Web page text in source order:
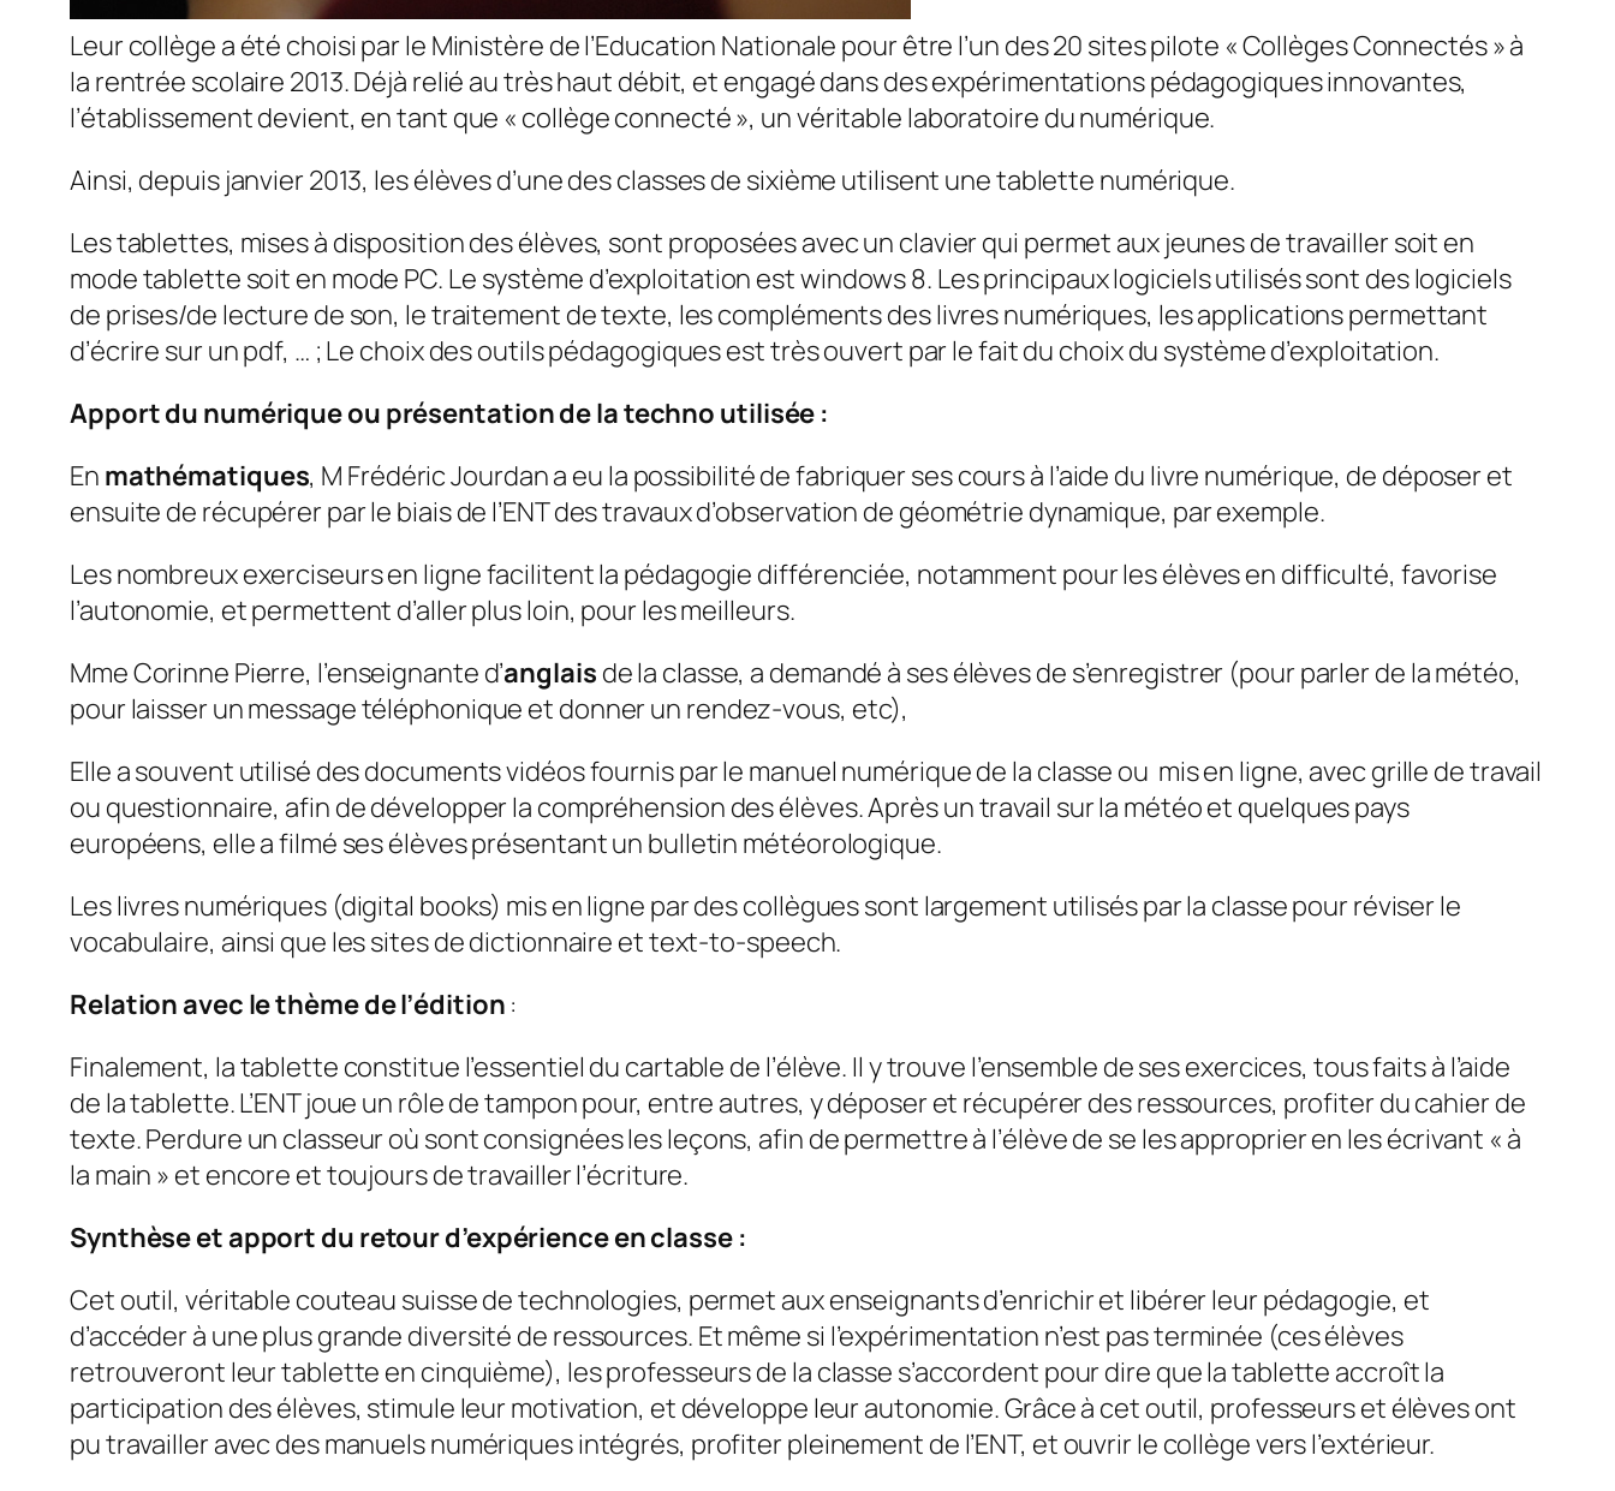
Leur collège a été choisi par le Ministère de l’Education Nationale pour être l’un des 20 sites pilote « Collèges Connectés» à
la rentrée scolaire 2013. Déjà relié au très haut débit, et engagé dans des expérimentations pédagogiques innovantes,
l’établissement devient, en tant que « collège connecté», un véritable laboratoire du numérique.
Ainsi, depuis janvier 2013, les élèves d’une des classes de sixième utilisent une tablette numérique.
Les tablettes, mises à disposition des élèves, sont proposées avec un clavier qui permet aux jeunes de travailler soit en
mode tablette soit en mode PC. Le système d’exploitation est windows 8. Les principaux logiciels utilisés sont des logiciels
de prises/de lecture de son, le traitement de texte, les compléments des livres numériques, les applications permettant
d’écrire sur un pdf, … ; Le choix des outils pédagogiques est très ouvert par le fait du choix du système d’exploitation.
Apport du numérique ou présentation de la techno utilisée :
En mathématiques, M Frédéric Jourdan a eu la possibilité de fabriquer ses cours à l’aide du livre numérique, de déposer et
ensuite de récupérer par le biais de l’ENT des travaux d’observation de géométrie dynamique, par exemple.
Les nombreux exerciseurs en ligne facilitent la pédagogie différenciée, notamment pour les élèves en difficulté, favorise
l’autonomie, et permettent d’aller plus loin, pour les meilleurs.
Mme Corinne Pierre, l’enseignante d’anglais de la classe, a demandé à ses élèves de s’enregistrer (pour parler de la météo,
pour laisser un message téléphonique et donner un rendez-vous, etc),
Elle a souvent utilisé des documents vidéos fournis par le manuel numérique de la classe ou mis en ligne, avec grille de travail
ou questionnaire, afin de développer la compréhension des élèves. Après un travail sur la météo et quelques pays
européens, elle a filmé ses élèves présentant un bulletin météorologique.
Les livres numériques (digital books) mis en ligne par des collègues sont largement utilisés par la classe pour réviser le
vocabulaire, ainsi que les sites de dictionnaire et text-to-speech.
Relation avec le thème de l’édition :
Finalement, la tablette constitue l’essentiel du cartable de l’élève. Il y trouve l’ensemble de ses exercices, tous faits à l’aide
de la tablette. L’ENT joue un rôle de tampon pour, entre autres, y déposer et récupérer des ressources, profiter du cahier de
texte. Perdure un classeur où sont consignées les leçons, afin de permettre à l’élève de se les approprier en les écrivant « à
la main » et encore et toujours de travailler l’écriture.
Synthèse et apport du retour d’expérience en classe :
Cet outil, véritable couteau suisse de technologies, permet aux enseignants d’enrichir et libérer leur pédagogie, et
d’accéder à une plus grande diversité de ressources. Et même si l’expérimentation n’est pas terminée (ces élèves
retrouveront leur tablette en cinquième), les professeurs de la classe s’accordent pour dire que la tablette accroît la
participation des élèves, stimule leur motivation, et développe leur autonomie. Grâce à cet outil, professeurs et élèves ont
pu travailler avec des manuels numériques intégrés, profiter pleinement de l’ENT, et ouvrir le collège vers l’extérieur.